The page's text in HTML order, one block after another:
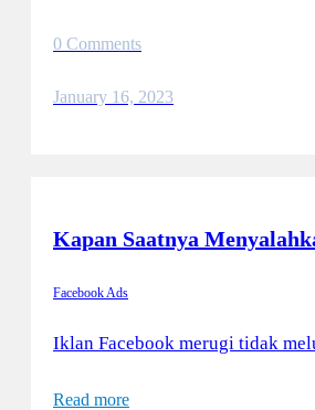
0 Comments
January 16, 2023
Kapan Saatnya
Facebook Ads
Iklan Facebook merugi tidak
Read more